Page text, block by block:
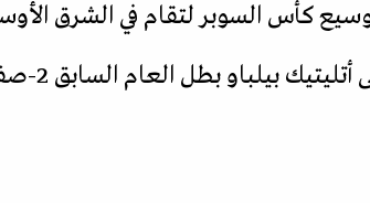
وفي